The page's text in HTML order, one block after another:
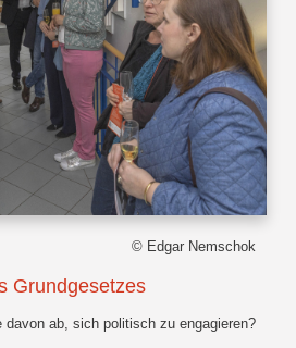
© Edgar Nemschok
Grundgesetzes
davon ab, sich politisch zu engagieren?